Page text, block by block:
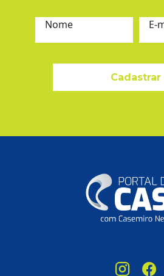
Nome E-
Cadastrar